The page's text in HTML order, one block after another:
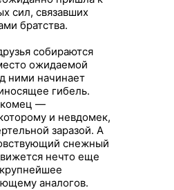
сил, связавших
братства.
собираются
ожидаемой
ними начинает
гибель.
—
и невдомек,
заразой. А
снежный
нечто еще
аналогов.